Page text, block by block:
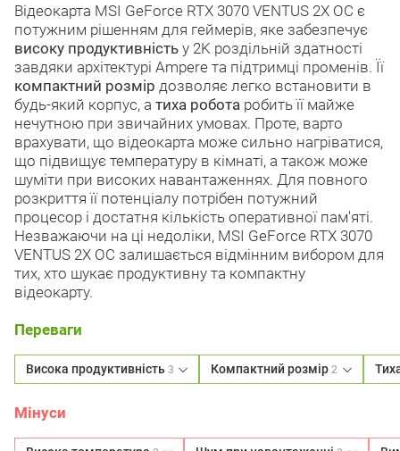
Відеокарта MSI GeForce RTX 3070 VENTUS 2X OC є
потужним рішенням для геймерів, яке забезпечує
високу продуктивність у 2K роздільній здатності
завдяки архітектурі Ampere та підтримці променів. Її
компактний розмір дозволяє легко встановити в
будь-який корпус, а тиха робота робить її майже
нечутною при звичайних умовах. Проте, варто
врахувати, що відеокарта може сильно нагріватися,
що підвищує температуру в кімнаті, а також може
шуміти при високих навантаженнях. Для повного
розкриття її потенціалу потрібен потужний
процесор і достатня кількість оперативної пам'яті.
Незважаючи на ці недоліки, MSI GeForce RTX 3070
VENTUS 2X OC залишається відмінним вибором для
тих, хто шукає продуктивну та компактну
відеокарту.
Переваги
Висока продуктивність 3 Компактний розмір2
Мінуси